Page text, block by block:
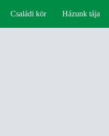
Családi kör Házunk tája